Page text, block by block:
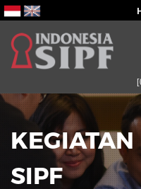
[03
SIPF